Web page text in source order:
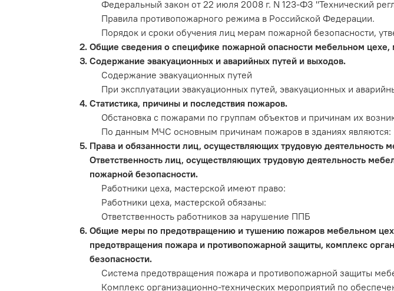
Федеральный закон от 22 июля 2008 г. N 123-ФЗ "Технический
Правила противопожарного режима в Российской Федерации.
Порядок и сроки обучения лиц мерам пожарной безопасности,
Общие сведения о специфике пожарной опасности мебельном цехе,
Содержание эвакуационных и аварийных путей и выходов.
Содержание эвакуационных путей
При эксплуатации эвакуационных путей, эвакуационных и
Статистика, причины и последствия пожаров.
Обстановка с пожарами по группам объектов и причинам их
По данным МЧС основным причинам пожаров в зданиях являются:
Права и обязанности лиц, осуществляющих трудовую деятельность
Ответственность лиц, осуществляющих трудовую деятельность
пожарной безопасности.
Работники цеха, мастерской имеют право:
Работники цеха, мастерской обязаны:
Ответственность работников за нарушение ППБ
Общие меры по предотвращению и тушению пожаров мебельном
предотвращения пожара и противопожарной защиты, комплекс
безопасности.
Система предотвращения пожара и противопожарной защиты
Комплекс организационно-технических мероприятий по